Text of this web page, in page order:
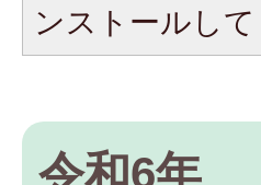
ンストールして
令和6年